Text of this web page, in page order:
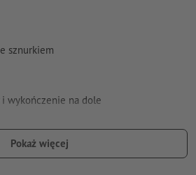
sznurkiem
wykończenie na dole
Pokaż więcej